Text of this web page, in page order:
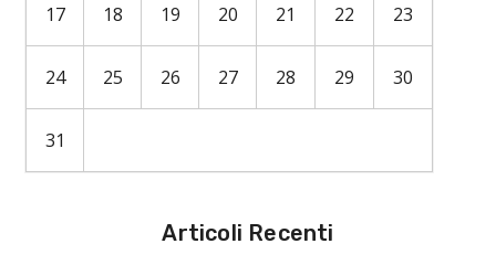
17 18 19 20 21 22 23
24 25 26 27 28 29 30
31
Articoli Recenti